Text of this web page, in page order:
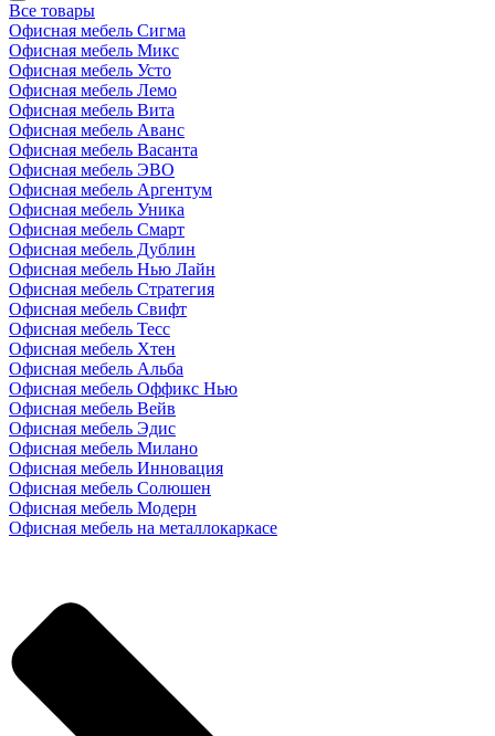
Все товары
Офисная мебель Сигма
Офисная мебель Микс
Офисная мебель Усто
Офисная мебель Лемо
Офисная мебель Вита
Офисная мебель Аванс
Офисная мебель Васанта
Офисная мебель ЭВО
Офисная мебель Аргентум
Офисная мебель Уника
Офисная мебель Смарт
Офисная мебель Дублин
Офисная мебель Нью Лайн
Офисная мебель Стратегия
Офисная мебель Свифт
Офисная мебель Тесс
Офисная мебель Хтен
Офисная мебель Альба
Офисная мебель Оффикс Нью
Офисная мебель Вейв
Офисная мебель Эдис
Офисная мебель Милано
Офисная мебель Инновация
Офисная мебель Солюшен
Офисная мебель Модерн
Офисная мебель на металлокаркасе